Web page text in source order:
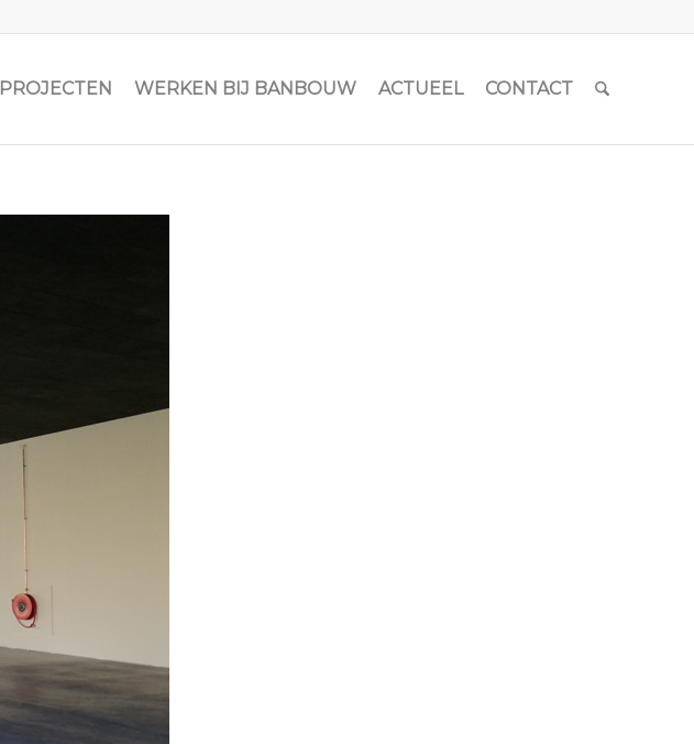
PROJECTEN WERKEN BIJ BANBOUW ACTUEEL CONTACT